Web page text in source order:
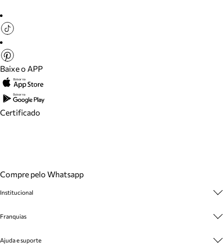
Baixe o APP
Certificado
Compre pelo Whatsapp
Institucional
Cashback
Venda Corporativa
Franquias
Plano de Negócio
Ajuda e suporte